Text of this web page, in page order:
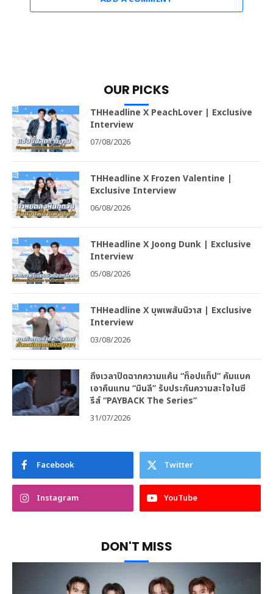
OUR PICKS
THHeadline X PeachLover | Exclusive
Interview
07/08/2026
THHeadline X Frozen Valentine |
Exclusive Interview
06/08/2026
THHeadline X Joong Dunk | Exclusive
Interview
05/08/2026
THHeadline X บุพเพสันนิวาส | Exclusive
Interview
03/08/2026
ถึงเวลาปิดฉากความแค้น “ท็อปแท็ป” คัมแบค
เอาคืนแทน “มินลี” รับประกันความสะใจในซี
รีส์ “PAYBACK The Series”
31/07/2026
Facebook Twitter
Instagram YouTube
DON'T MISS